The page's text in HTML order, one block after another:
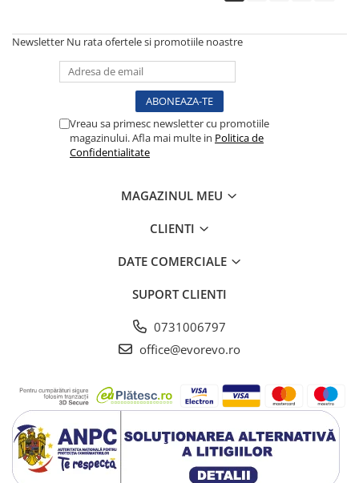
Oglinzi/Lampi frontale
Set ORL/Oftalmo
Testare reflexe
Lampi cu infrarosu
Electroencefalografe
Cantare
Glucometre
Ingrijire personala
Perne si paturi electrice
Perne ortopedice
Newsletter Nu rata ofertele si promotiile noastre
Vreau sa primesc newsletter cu promotiile
magazinului. Afla mai multe in Politica de
Confidentialitate
MAGAZINUL MEU
CLIENTI
DATE COMERCIALE
SUPORT CLIENTI
0731006797
office@evorevo.ro